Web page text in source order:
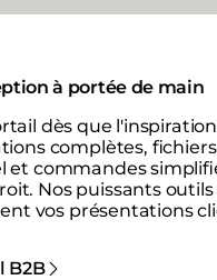
à portée de main
dès que
complètes, fichiers
et commandes
Nos puissants outils
vos présentations
B2B